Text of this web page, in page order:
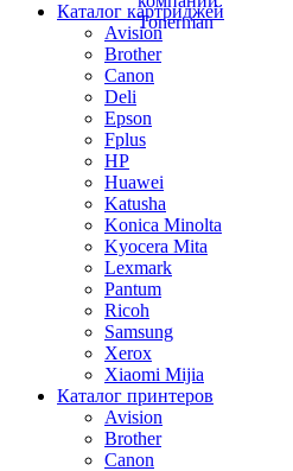
Каталог картриджей
Avision
Brother
Canon
Deli
Epson
Fplus
HP
Huawei
Katusha
Konica Minolta
Kyocera Mita
Lexmark
Pantum
Ricoh
Samsung
Xerox
Xiaomi Mijia
Каталог принтеров
Avision
Brother
Canon